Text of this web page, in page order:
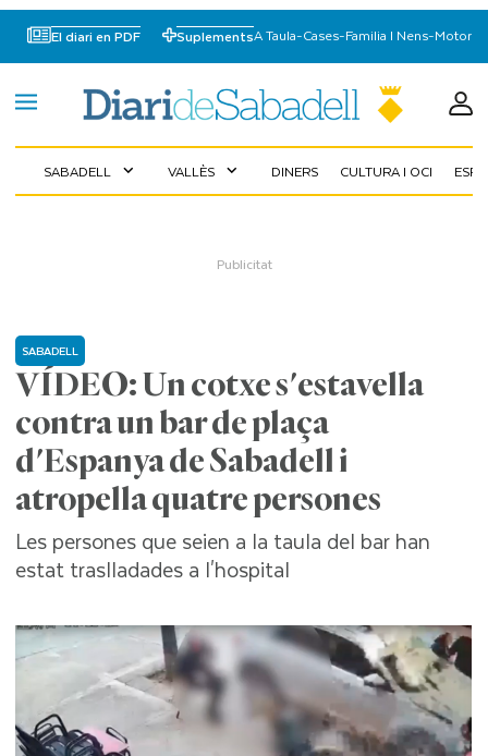
El diari en PDF SuplementsA Taula-Cases-Familia I Nens-Motor
SABADELL expand_more VALLÈS expand_more DINERS CULTURA I OCI
VÍDEO: Un cotxe s'estavella
contra un bar de plaça
d'Espanya de Sabadell i
atropella quatre persones
SABADELL
Les persones que seien a la taula del bar han
estat traslladades a l'hospital